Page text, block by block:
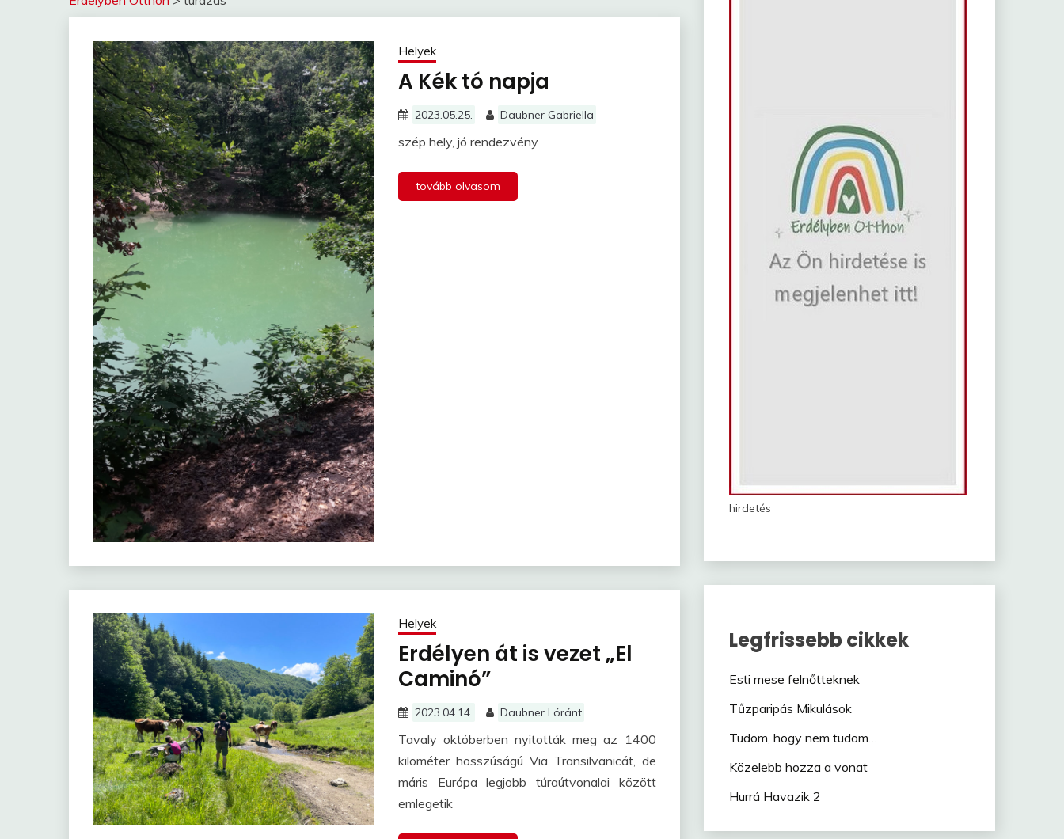
Helyek
A Kék tó napja
2023.05.25. Daubner Gabriella
szép hely, jó rendezvény
tovább olvasom
Helyek
Erdélyen át is vezet „El
Caminó”
2023.04.14. Daubner Lóránt
Tavaly októberben nyitották meg az 1400
kilométer hosszúságú Via Transilvanicát, de
máris Európa legjobb túraútvonalai között
emlegetik
hirdetés
Legfrissebb cikkek
Esti mese felnőtteknek
Tűzparipás Mikulások
Tudom, hogy nem tudom…
Közelebb hozza a vonat
Hurrá Havazik 2